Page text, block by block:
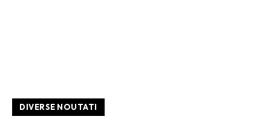
DIVERSE NOUTATI